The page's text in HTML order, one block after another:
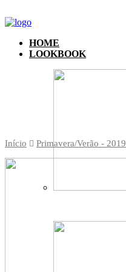
HOME
LOOKBOOK
Início Primavera/Verão - 2019